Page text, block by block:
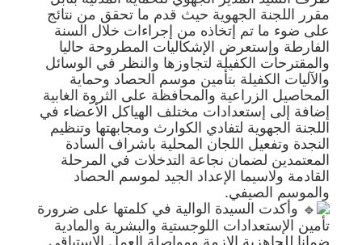
مقرر اللجنة الجهوية حيث قدم ما تحقق من نتائج
على ضوء ما تم إتخاذه من إجراءات خلال السنة
الفارطة وإستعرض الإشكاليات المطروحة حاليا
والمقترحات الكفيلة لتجاوزها والنظر في الوسائل
والآليات الكفيلة بتأمين موسم الحصاد وحماية
المحاصيل الزراعية والمحافظة على الثروة الغابية
إضافة إلى إستعدادات مختلف الهياكل الأعضاء في
اللجنة الجهوية لتفادي الكوارث ومجابهتها وتنظيم
النجدة وتفعيل اللجان المحلية باشراف السادة
المعتمدين لضمان نجاعة التدخلات في المرحلة
القادمة ولاسيما الإعداد الجيد لموسم الحصاد
والموسم الصيفي.
وأكدت السيدة الوالية في كلمتها على ضرورة
تأمين الإستعدادات اللوجستية والبشرية والمادية
ضمانا للجاهزية الازمة ومواصلة العمل الإستباقي